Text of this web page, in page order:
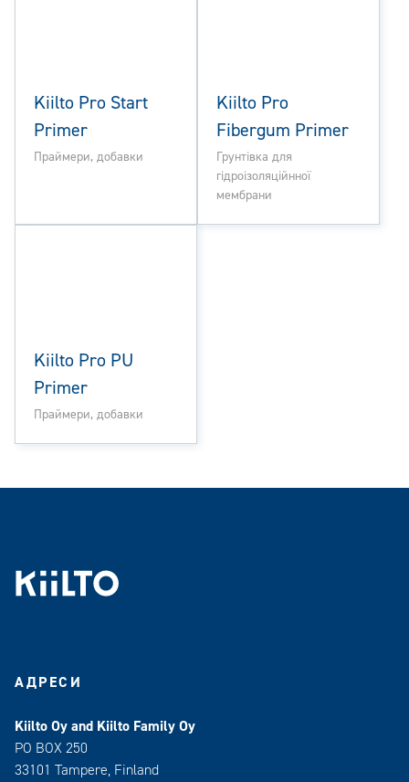
Kiilto Pro Start
Primer
Праймери, добавки
Kiilto Pro
Fibergum Primer
Грунтівка для
гідроізоляційнної
мембрани
Kiilto Pro PU
Primer
Праймери, добавки
АДРЕСИ
Kiilto Oy and Kiilto Family Oy
PO BOX 250
33101 Tampere, Finland